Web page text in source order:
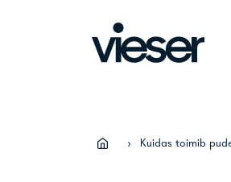
› Kuidas toimib